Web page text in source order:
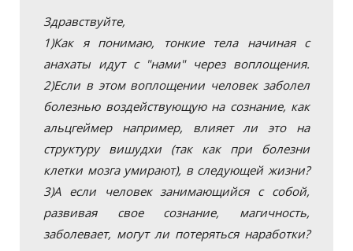
Здравствуйте,
1)Как я понимаю, тонкие тела начиная с
анахаты идут с "нами" через воплощения.
2)Если в этом воплощении человек заболел
болезнью воздействующую на сознание, как
альцгеймер например, влияет ли это на
структуру вишудхи (так как при болезни
клетки мозга умирают), в следующей жизни?
3)А если человек занимающийся с собой,
развивая свое сознание, магичность,
заболевает, могут ли потеряться наработки?